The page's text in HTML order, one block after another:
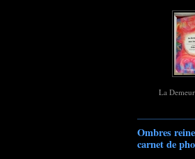
La
Ombres
carnet de